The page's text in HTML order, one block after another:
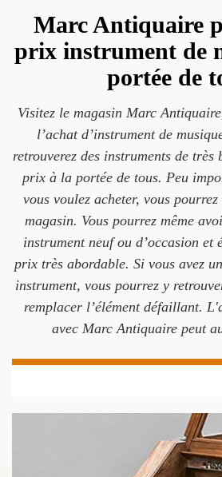
Marc Antiquaire
prix instrument de
portée de
Visitez le magasin Marc
l’achat d’instrument de
retrouverez des instruments de très
prix à la portée de tous. Peu
vous voulez acheter, vous
magasin. Vous pourrez même
instrument neuf ou d’occasion et
prix très abordable. Si vous avez
instrument, vous pourrez y
remplacer l’élément défaillant.
avec Marc Antiquaire peut